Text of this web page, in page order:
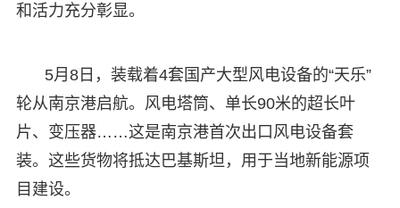
和活力充分彰显。
5月8日，装载着4套国产大型风电设备的“天乐”
轮从南京港启航。风电塔筒、单长90米的超长叶
片、变压器……这是南京港首次出口风电设备套
装。这些货物将抵达巴基斯坦，用于当地新能源项
目建设。